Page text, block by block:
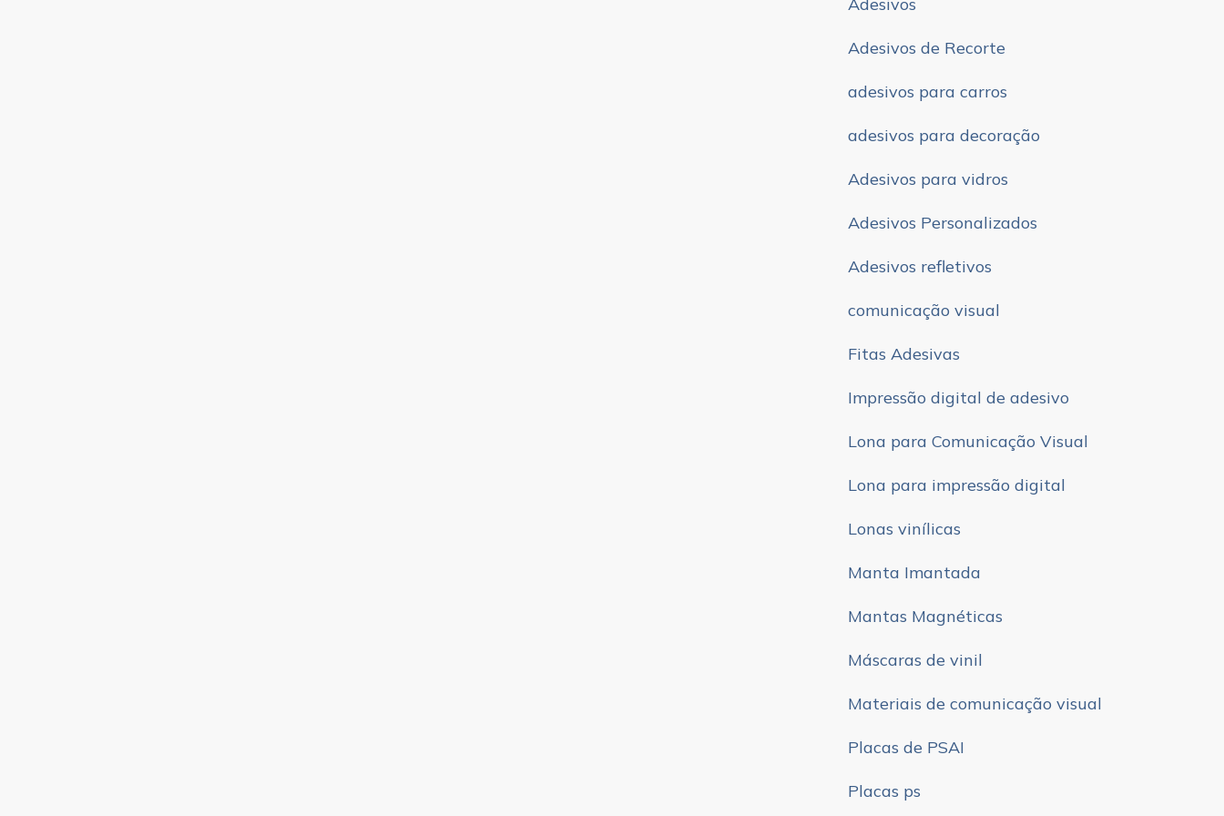
Adesivos de Recorte
adesivos para carros
adesivos para decoração
Adesivos para vidros
Adesivos Personalizados
Adesivos refletivos
comunicação visual
Fitas Adesivas
Impressão digital de adesivo
Lona para Comunicação Visual
Lona para impressão digital
Lonas vinílicas
Manta Imantada
Mantas Magnéticas
Máscaras de vinil
Materiais de comunicação visual
Placas de PSAI
Placas ps